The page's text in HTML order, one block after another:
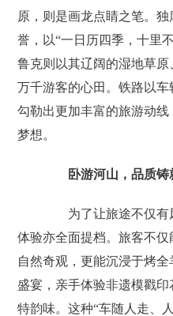
原，则是画龙点睛之笔。
誉，以“一日历四季，十里
鲁克则以其辽阔的湿地草
万千游客的心田。铁路以
勾勒出更加丰富的旅游动
梦想。
卧游河山，品质铸
为了让旅途不仅有
体验亦全面提档。旅客不
自然奇观，更能沉浸于烤
盛宴，亲手体验非遗模戳
特韵味。这种“车随人走、